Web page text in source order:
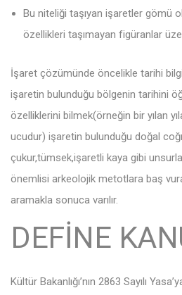
Bu niteliği taşıyan işaretler gömü
özellikleri taşımayan figüranlar
İşaret çözümünde öncelikle tarihi
işaretin bulunduğu bölgenin tarihini
özelliklerini bilmek(örneğin bir yılan
ucudur) işaretin bulunduğu doğal
çukur,tümsek,işaretli kaya gibi
önemlisi arkeolojik metotlara baş
aramakla sonuca varılır.
DEFİNE
Kültür Bakanlığı’nın 2863 Sayılı